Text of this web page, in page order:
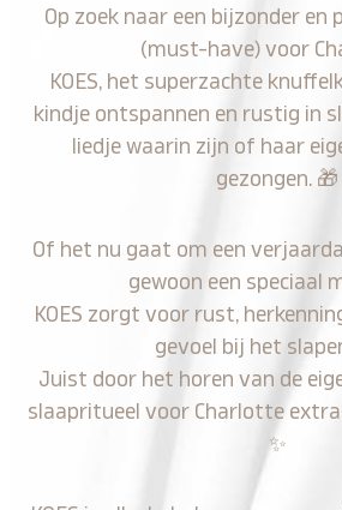
Op zoek naar een bijzonder en
(must-have) voor
KOES, het superzachte
kindje ontspannen en rustig in
liedje waarin zijn of haar
gezongen. 🎁
Of het nu gaat om een
gewoon een speciaal
KOES zorgt voor rust,
gevoel bij het
Juist door het horen van de
slaapritueel voor Charlotte
✨